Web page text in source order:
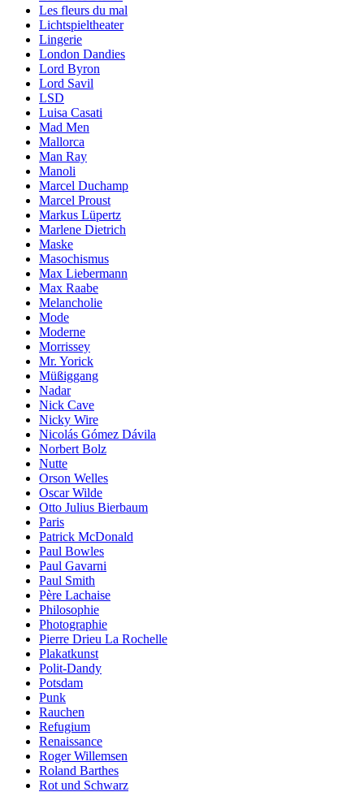
Les fleurs du mal
Lichtspieltheater
Lingerie
London Dandies
Lord Byron
Lord Savil
LSD
Luisa Casati
Mad Men
Mallorca
Man Ray
Manoli
Marcel Duchamp
Marcel Proust
Markus Lüpertz
Marlene Dietrich
Maske
Masochismus
Max Liebermann
Max Raabe
Melancholie
Mode
Moderne
Morrissey
Mr. Yorick
Müßiggang
Nadar
Nick Cave
Nicky Wire
Nicolás Gómez Dávila
Norbert Bolz
Nutte
Orson Welles
Oscar Wilde
Otto Julius Bierbaum
Paris
Patrick McDonald
Paul Bowles
Paul Gavarni
Paul Smith
Père Lachaise
Philosophie
Photographie
Pierre Drieu La Rochelle
Plakatkunst
Polit-Dandy
Potsdam
Punk
Rauchen
Refugium
Renaissance
Roger Willemsen
Roland Barthes
Rot und Schwarz